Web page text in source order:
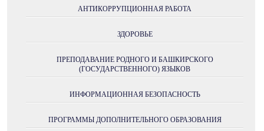
АНТИКОРРУПЦИОННАЯ РАБОТА
ЗДОРОВЬЕ
ПРЕПОДАВАНИЕ РОДНОГО И БАШКИРСКОГО
(ГОСУДАРСТВЕННОГО) ЯЗЫКОВ
ИНФОРМАЦИОННАЯ БЕЗОПАСНОСТЬ
ПРОГРАММЫ ДОПОЛНИТЕЛЬНОГО ОБРАЗОВАНИЯ